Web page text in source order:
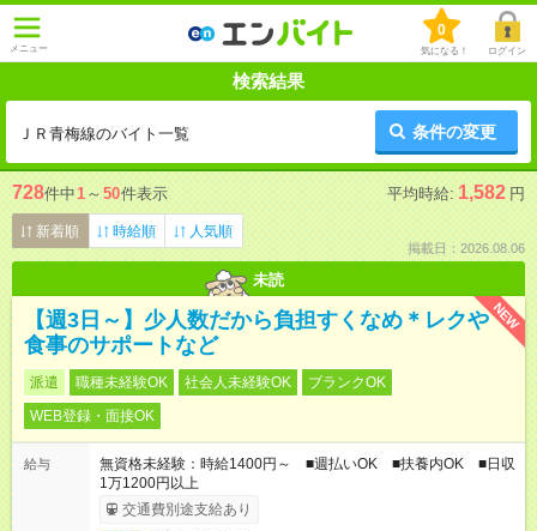
メニュー
0
気になる！ ログイン
検索結果
ＪＲ青梅線のバイト一覧 条件の変更
728件中1 ～ 50件表示 平均時給: 1,582 円
新着順 時給順 人気順
掲載日：2026.08.06
未読
NEW
【週3日～】少人数だから負担すくなめ＊レクや
食事のサポートなど
派遣 職種未経験OK 社会人未経験OK
ブランクOK
WEB登録・面接OK
給与
無資格未経験：時給1400円～ ■週払いOK ■扶養内OK ■日収
1万1200円以上
交通費別途支給あり